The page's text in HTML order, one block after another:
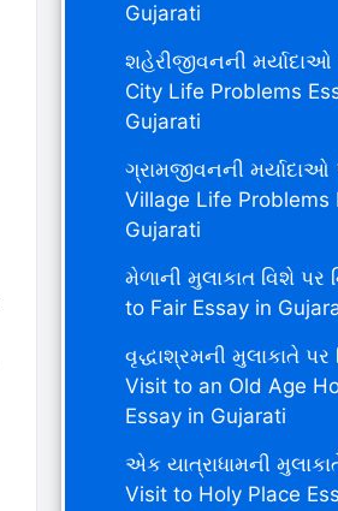
Gujarati
શહેરીજીવનની
City Life Problems
Gujarati
ગ્રામજીવનની મર્યાદાઓ
Village Life Problems
Gujarati
મેળાની મુલાકાત વિશે પર
to Fair Essay in
વૃદ્ધાશ્રમની મુલાકાતે પર
Visit to an Old Age
Essay in Gujarati
એક યાત્રાધામની
Visit to Holy Place